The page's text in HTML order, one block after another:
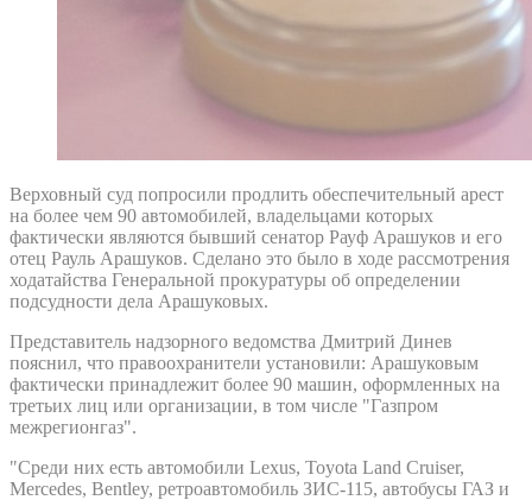
Верховный суд попросили продлить обеспечительный арест
на более чем 90 автомобилей, владельцами которых
фактически являются бывший сенатор Рауф Арашуков и его
отец Рауль Арашуков. Сделано это было в ходе рассмотрения
ходатайства Генеральной прокуратуры об определении
подсудности дела Арашуковых.
Представитель надзорного ведомства Дмитрий Динев
пояснил, что правоохранители установили: Арашуковым
фактически принадлежит более 90 машин, оформленных на
третьих лиц или организации, в том числе "Газпром
межрегионгаз".
"Среди них есть автомобили Lexus, Toyota Land Cruiser,
Mercedes, Bentley, ретроавтомобиль ЗИС-115, автобусы ГАЗ и